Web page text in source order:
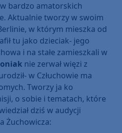
bardzo amatorskich
Aktualnie tworzy w swoim
w którym mieszka od
tu jako dzieciak- jego
i na stałe zamieszkali w
nie zerwał więzi z
w Człuchowie ma
Tworzy ja ko
o sobie i tematach, które
dziś w audycji
Żuchowicza: